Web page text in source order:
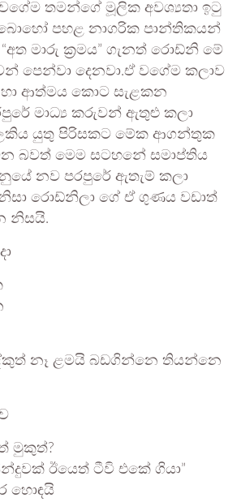
තමන්ගේ මූලික අවශ්‍යතා ඉටු
බොහෝ පහළ නාගරික පාන්තිකයන්
මාරු ක්‍රමය” ගැනත් රොඩ්නි මේ
පෙන්වා දෙනවා.ඒ වගේම කලාව
ආත්මය කොට සැළකන
මාධ්‍ය කරුවන් ඇතුළු කලා
යුතු පිරිසකට මේක ආගන්තුක
බවත් මෙම සටහනේ සමාප්තිය
නව පරපුරේ ඇතැම් කලා
රොඩ්නිලා ගේ ඒ ගුණය වඩාත්
නිසයි.
නෑ ළමයි බඩගින්නෙ තියන්නෙ
මුකුත්?
ඊයෙත් ටීවි එකේ ගියා”
හොඳයි